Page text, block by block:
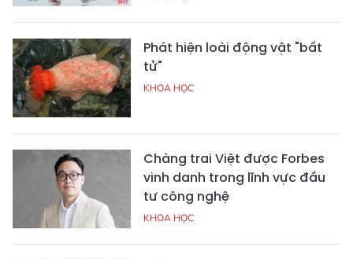
Phát hiện loài động vật "bất
tử"
KHOA HỌC
Chàng trai Việt được Forbes
vinh danh trong lĩnh vực đầu
tư công nghệ
KHOA HỌC